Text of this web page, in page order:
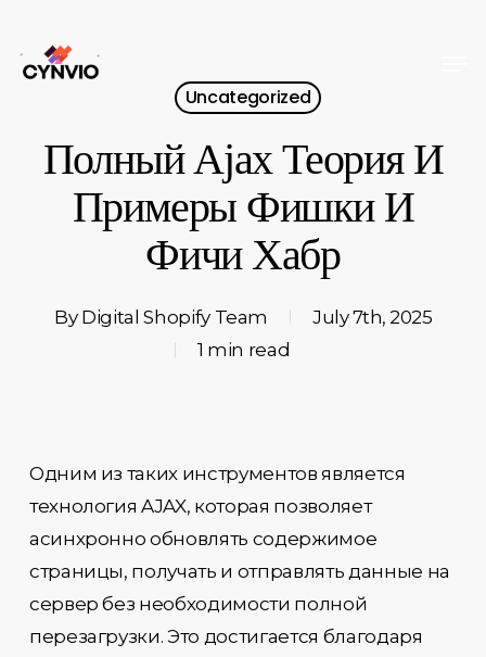
main
Uncategorized
Полный Ajax Теория И
Примеры Фишки И
Фичи Хабр
By Digital Shopify Team
July 7th, 2025
1 min read
Одним из таких инструментов является
технология AJAX, которая позволяет
асинхронно обновлять содержимое
страницы, получать и отправлять данные на
сервер без необходимости полной
перезагрузки. Это достигается благодаря